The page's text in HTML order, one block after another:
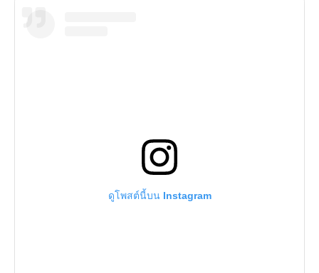
ดูโพสต์นี้บน Instagram